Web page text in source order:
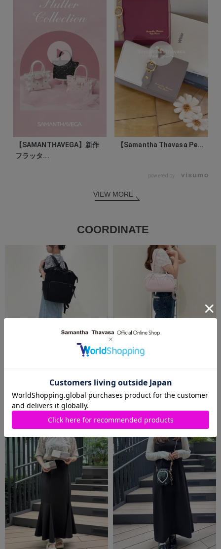
【SAMANTHAVEGA】新作
フラッタ...
【Samantha Thavasa Pe...
powered by
VIEW MORE
COORDINATE
2026.08.08
Samantha Thavasa
2026.08.07